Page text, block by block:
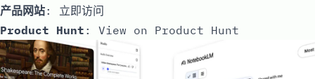
产品网站: 立即访问
Product Hunt : View on Product Hunt